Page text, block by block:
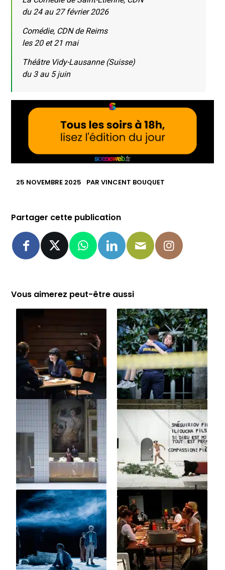
du 24 au 27 février 2026
Comédie, CDN de Reims
les 20 et 21 mai
Théâtre Vidy-Lausanne (Suisse)
du 3 au 5 juin
25 NOVEMBRE 2025 PARVINCENT BOUQUET
Partager cette publication
Vous aimerez peut-être aussi